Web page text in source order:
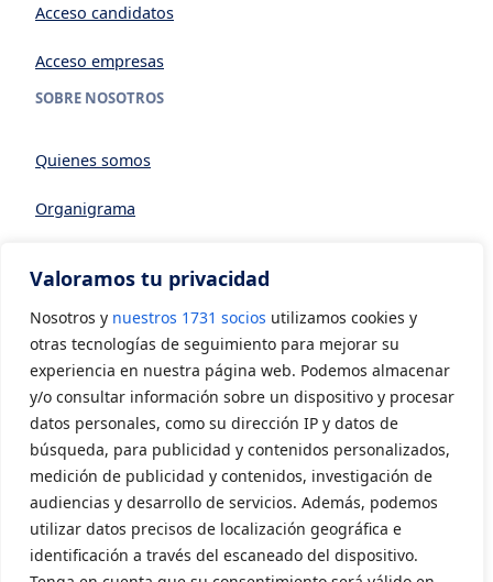
Valoramos tu privacidad
Nosotros y nuestros 1731 socios utilizamos cookies y
otras tecnologías de seguimiento para mejorar su
experiencia en nuestra página web. Podemos almacenar
y/o consultar información sobre un dispositivo y procesar
datos personales, como su dirección IP y datos de
búsqueda, para publicidad y contenidos personalizados,
medición de publicidad y contenidos, investigación de
audiencias y desarrollo de servicios. Además, podemos
utilizar datos precisos de localización geográfica e
identificación a través del escaneado del dispositivo.
Acceso candidatos
Acceso empresas
SOBRE NOSOTROS
Quienes somos
Organigrama
Asociarse a AVIA
CONTACTO
Contacto
LEGAL
Aviso Legal
Política de privacidad